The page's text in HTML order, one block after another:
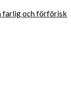
farlig och förförisk